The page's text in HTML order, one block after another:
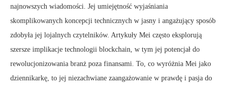
najnowszych wiadomości. Jej umiejętność wyjaśniania
skomplikowanych koncepcji technicznych w jasny i angażujący sposób
zdobyła jej lojalnych czytelników. Artykuły Mei często eksplorują
szersze implikacje technologii blockchain, w tym jej potencjał do
rewolucjonizowania branż poza finansami. To, co wyróżnia Mei jako
dziennikarkę, to jej niezachwiane zaangażowanie w prawdę i pasja do